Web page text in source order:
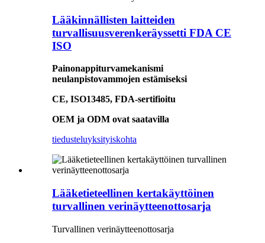
Lääkinnällisten laitteiden
turvallisuusverenkeräyssetti FDA CE
ISO
Painonappiturvamekanismi
neulanpistovammojen estämiseksi
CE, ISO13485, FDA-sertifioitu
OEM ja ODM ovat saatavilla
tiedusteluyksityiskohta
Lääketieteellinen kertakäyttöinen
turvallinen verinäytteenottosarja
Turvallinen verinäytteenottosarja